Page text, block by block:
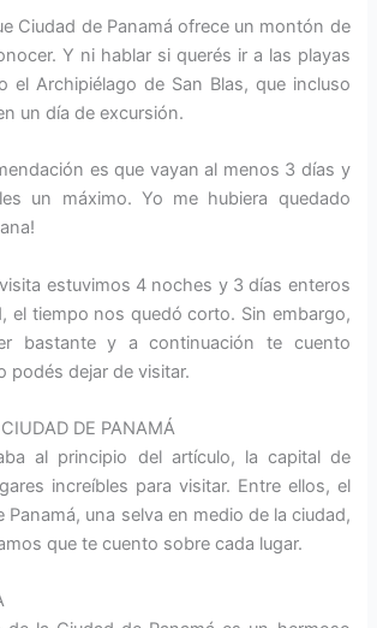
Ciudad de Panamá ofrece un montón de
Y ni hablar si querés ir a las playas
el Archipiélago de San Blas, que incluso
un día de excursión.
es que vayan al menos 3 días y
un máximo. Yo me hubiera quedado
estuvimos 4 noches y 3 días enteros
el tiempo nos quedó corto. Sin embargo,
bastante y a continuación te cuento
podés dejar de visitar.
DE PANAMÁ
al principio del artículo, la capital de
increíbles para visitar. Entre ellos, el
Panamá, una selva en medio de la ciudad,
que te cuento sobre cada lugar.